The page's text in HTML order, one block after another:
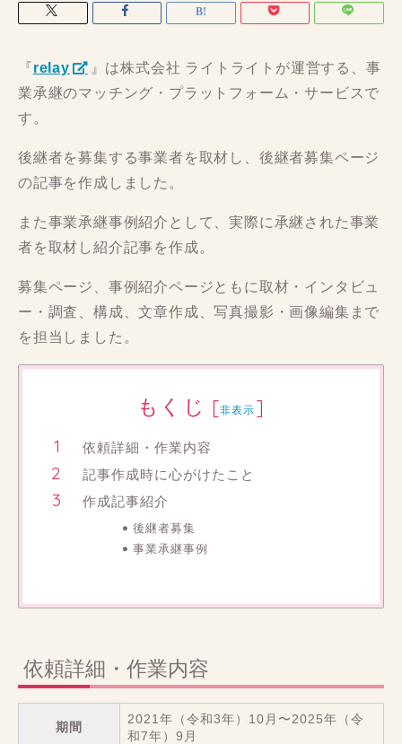
『 relay
』は株式会社 ライトライトが運営する、事
業承継のマッチング・プラットフォーム・サービスで
す。
後継者を募集する事業者を取材し、後継者募集ページ
の記事を作成しました。
また事業承継事例紹介として、実際に承継された事業
者を取材し紹介記事を作成。
募集ページ、事例紹介ページともに取材・インタビュ
ー・調査、構成、文章作成、写真撮影・画像編集まで
を担当しました。
もくじ [非表示 ]
依頼詳細・作業内容
記事作成時に心がけたこと
作成記事紹介
後継者募集
事業承継事例
依頼詳細・作業内容
期間
2021年（令和3年）10月〜2025年（令
和7年）9月